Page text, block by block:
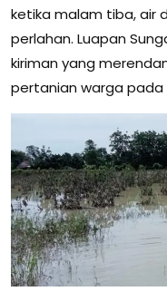
ketika malam tiba, air
perlahan. Luapan
kiriman yang
pertanian warga pada